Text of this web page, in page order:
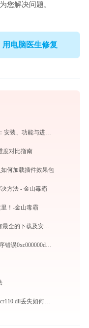
您解决问题。
电脑医生修复
苹果Safari浏览器Windows版完全指南：安装、功能与进阶使用技巧全攻略（2026最新）
度对比指南
何加载插件效果包
方法 - 金山毒霸
！-金山毒霸
遇到惠普126a打印机驱动问题？这里有最全的下载及安装指导
税控发票开票MainExecuteS.exe应用程序错误0xc000000d解决方法
Apache相关程序 httpd.exe系统错误msvcr110.dll丢失如何解决